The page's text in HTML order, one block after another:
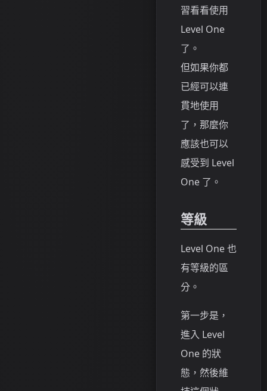
習看看使用
Level One
了。
但如果你都
已經可以連
貫地使用
了，那麼你
應該也可以
感受到 Level
One 了。
等級
Level One 也
有等級的區
分。
第一步是，
進入 Level
One 的狀
態，然後維